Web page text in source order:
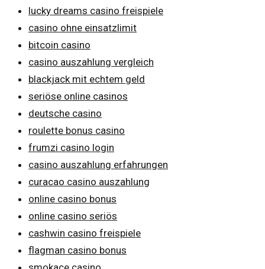
lucky dreams casino freispiele
casino ohne einsatzlimit
bitcoin casino
casino auszahlung vergleich
blackjack mit echtem geld
seriöse online casinos
deutsche casino
roulette bonus casino
frumzi casino login
casino auszahlung erfahrungen
curacao casino auszahlung
online casino bonus
online casino seriös
cashwin casino freispiele
flagman casino bonus